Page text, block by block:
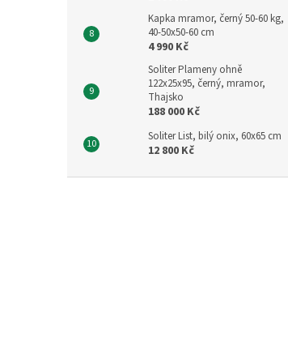
Kapka mramor, černý 50-60 kg,
40-50x50-60 cm
4 990 Kč
Soliter Plameny ohně
122x25x95, černý, mramor,
Thajsko
188 000 Kč
Soliter List, bilý onix, 60x65 cm
12 800 Kč